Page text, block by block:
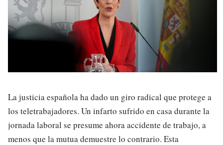
La justicia española ha dado un giro radical que protege a
los teletrabajadores. Un infarto sufrido en casa durante la
jornada laboral se presume ahora accidente de trabajo, a
menos que la mutua demuestre lo contrario. Esta